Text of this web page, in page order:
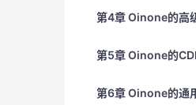
第4章 Oinone的高
第5章 Oinone的
第6章 Oinone的通